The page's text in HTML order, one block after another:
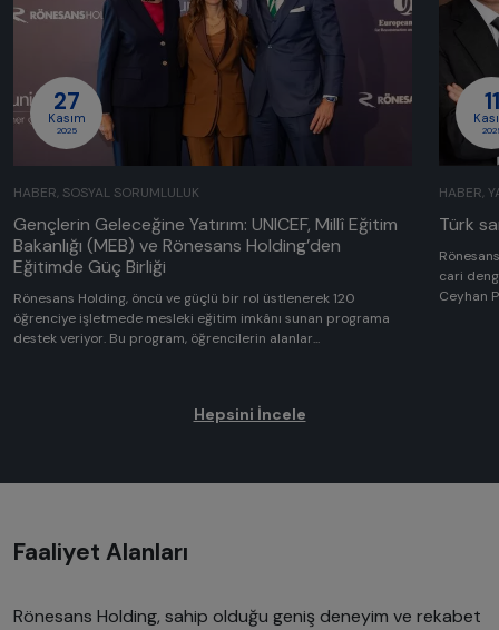
27
Kasım
2025
HABER, SOSYAL SORUMLULUK
Gençlerin Geleceğine Yatırım: UNICEF, Millî Eğitim
Bakanlığı (MEB) ve Rönesans Holding’den
Eğitimde Güç Birliği
Rönesans Holding, öncü ve güçlü bir rol üstlenerek 120
öğrenciye işletmede mesleki eğitim imkânı sunan programa
destek veriyor. Bu program, öğrencilerin alanlar...
11
HABER,
Türk
cari
Ceyhan
Hepsini İncele
Faaliyet Alanları
Rönesans Holding, sahip olduğu geniş deneyim ve rekabet